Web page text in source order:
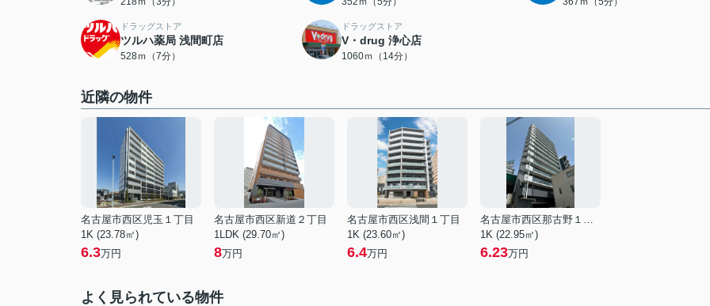
ドラッグストア
ツルハ薬局 浅間町店
528ｍ（7分）
ドラッグストア
V・drug 浄心店
1060ｍ（14分）
近隣の物件
名古屋市西区児玉１丁目
1K (23.78㎡)
6.3万円
名古屋市西区新道２丁目
1LDK (29.70㎡)
8万円
名古屋市西区浅間１丁目
1K (23.60㎡)
6.4万円
名古屋市西区那古野１丁目
1K (22.95㎡)
6.23万円
よく見られている物件